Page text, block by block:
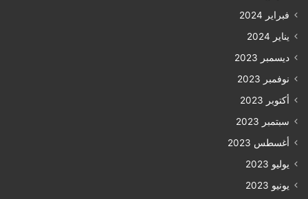
فبراير 2024
يناير 2024
ديسمبر 2023
نوفمبر 2023
أكتوبر 2023
سبتمبر 2023
أغسطس 2023
يوليو 2023
يونيو 2023